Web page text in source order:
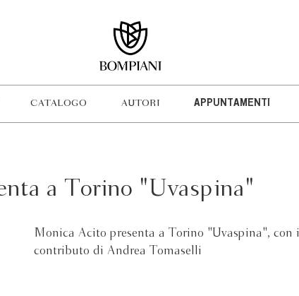
CATALOGO AUTORI APPUNTAMENTI
a Torino "Uvaspina"
Monica Acito presenta a Torino "Uvaspina", con il
contributo di Andrea Tomaselli